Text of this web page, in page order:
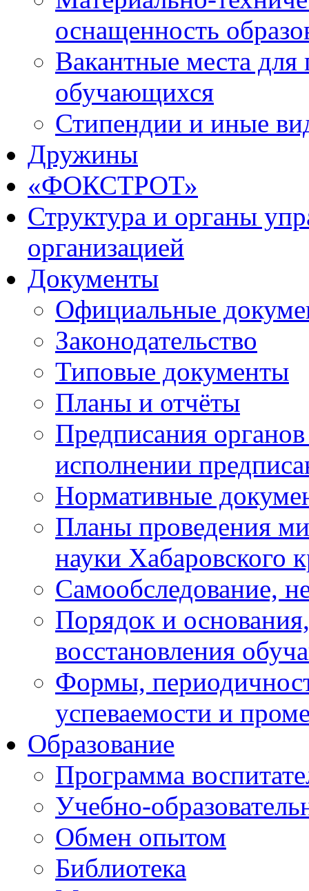
оснащенность
Вакантные места для
обучающихся
Стипендии и иные
Дружины
«ФОКСТРОТ»
Структура и органы
организацией
Документы
Официальные
Законодательство
Типовые документы
Планы и отчёты
Предписания
исполнении
Нормативные
Планы проведения
науки Хабаровского
Самообследование,
Порядок и
восстановления
Формы,
успеваемости и
Образование
Программа
Учебно-
Обмен опытом
Библиотека